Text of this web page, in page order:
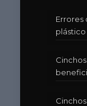
Errores